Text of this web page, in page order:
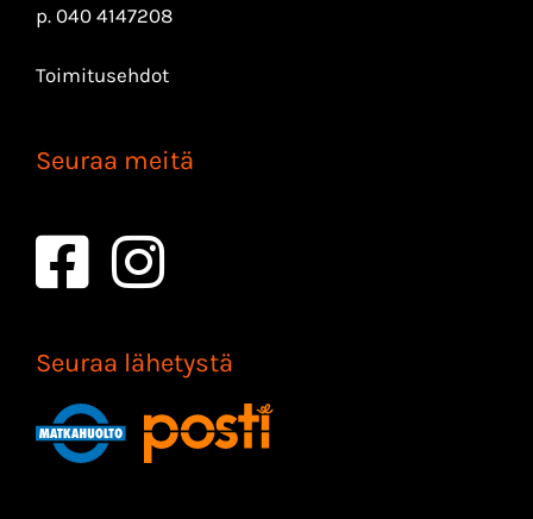
p. 040 4147208
Toimitusehdot
Seuraa meitä
Seuraa lähetystä